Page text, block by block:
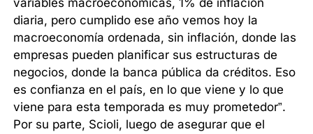
variables macroeconómicas, 1% de inflación
diaria, pero cumplido ese año vemos hoy la
macroeconomía ordenada, sin inflación, donde las
empresas pueden planificar sus estructuras de
negocios, donde la banca pública da créditos. Eso
es confianza en el país, en lo que viene y lo que
viene para esta temporada es muy prometedor”.
Por su parte, Scioli, luego de asegurar que el